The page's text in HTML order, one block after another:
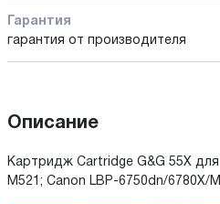
Гарантия
гарантия от производителя
Описание
Картридж Cartridge G&G 55X
M521; Canon LBP-6750dn/6780X/